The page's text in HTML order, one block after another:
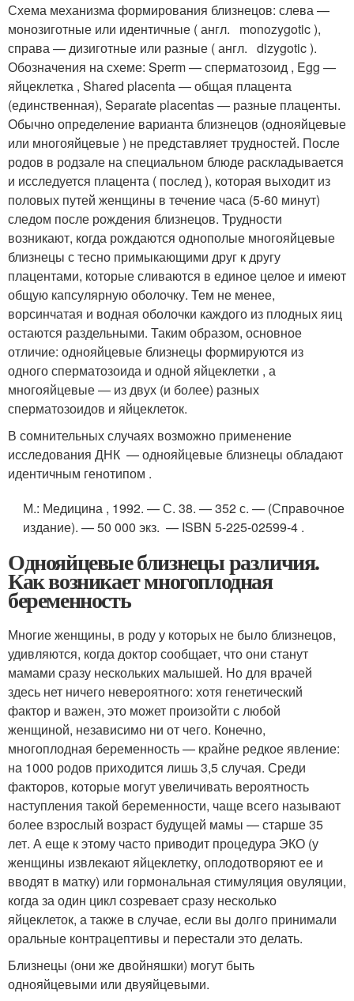
Схема механизма формирования близнецов: слева —
монозиготные или идентичные ( англ. monozygotic ),
справа — дизиготные или разные ( англ. dizygotic ).
Обозначения на схеме: Sperm — сперматозоид , Egg —
яйцеклетка , Shared placenta — общая плацента
(единственная), Separate placentas — разные плаценты.
Обычно определение варианта близнецов (однояйцевые
или многояйцевые ) не представляет трудностей. После
родов в родзале на специальном блюде раскладывается
и исследуется плацента ( послед ), которая выходит из
половых путей женщины в течение часа (5-60 минут)
следом после рождения близнецов. Трудности
возникают, когда рождаются однополые многояйцевые
близнецы с тесно примыкающими друг к другу
плацентами, которые сливаются в единое целое и имеют
общую капсулярную оболочку. Тем не менее,
ворсинчатая и водная оболочки каждого из плодных яиц
остаются раздельными. Таким образом, основное
отличие: однояйцевые близнецы формируются из
одного сперматозоида и одной яйцеклетки , а
многояйцевые — из двух (и более) разных
сперматозоидов и яйцеклеток.
В сомнительных случаях возможно применение
исследования ДНК — однояйцевые близнецы обладают
идентичным генотипом .
М.: Медицина , 1992. — С. 38. — 352 с. — (Справочное
издание). — 50 000 экз. — ISBN 5-225-02599-4 .
Однояйцевые близнецы различия.
Как возникает многоплодная
беременность
Многие женщины, в роду у которых не было близнецов,
удивляются, когда доктор сообщает, что они станут
мамами сразу нескольких малышей. Но для врачей
здесь нет ничего невероятного: хотя генетический
фактор и важен, это может произойти с любой
женщиной, независимо ни от чего. Конечно,
многоплодная беременность — крайне редкое явление:
на 1000 родов приходится лишь 3,5 случая. Среди
факторов, которые могут увеличивать вероятность
наступления такой беременности, чаще всего называют
более взрослый возраст будущей мамы — старше 35
лет. А еще к этому часто приводит процедура ЭКО (у
женщины извлекают яйцеклетку, оплодотворяют ее и
вводят в матку) или гормональная стимуляция овуляции,
когда за один цикл созревает сразу несколько
яйцеклеток, а также в случае, если вы долго принимали
оральные контрацептивы и перестали это делать.
Близнецы (они же двойняшки) могут быть
однояйцевыми или двуяйцевыми.